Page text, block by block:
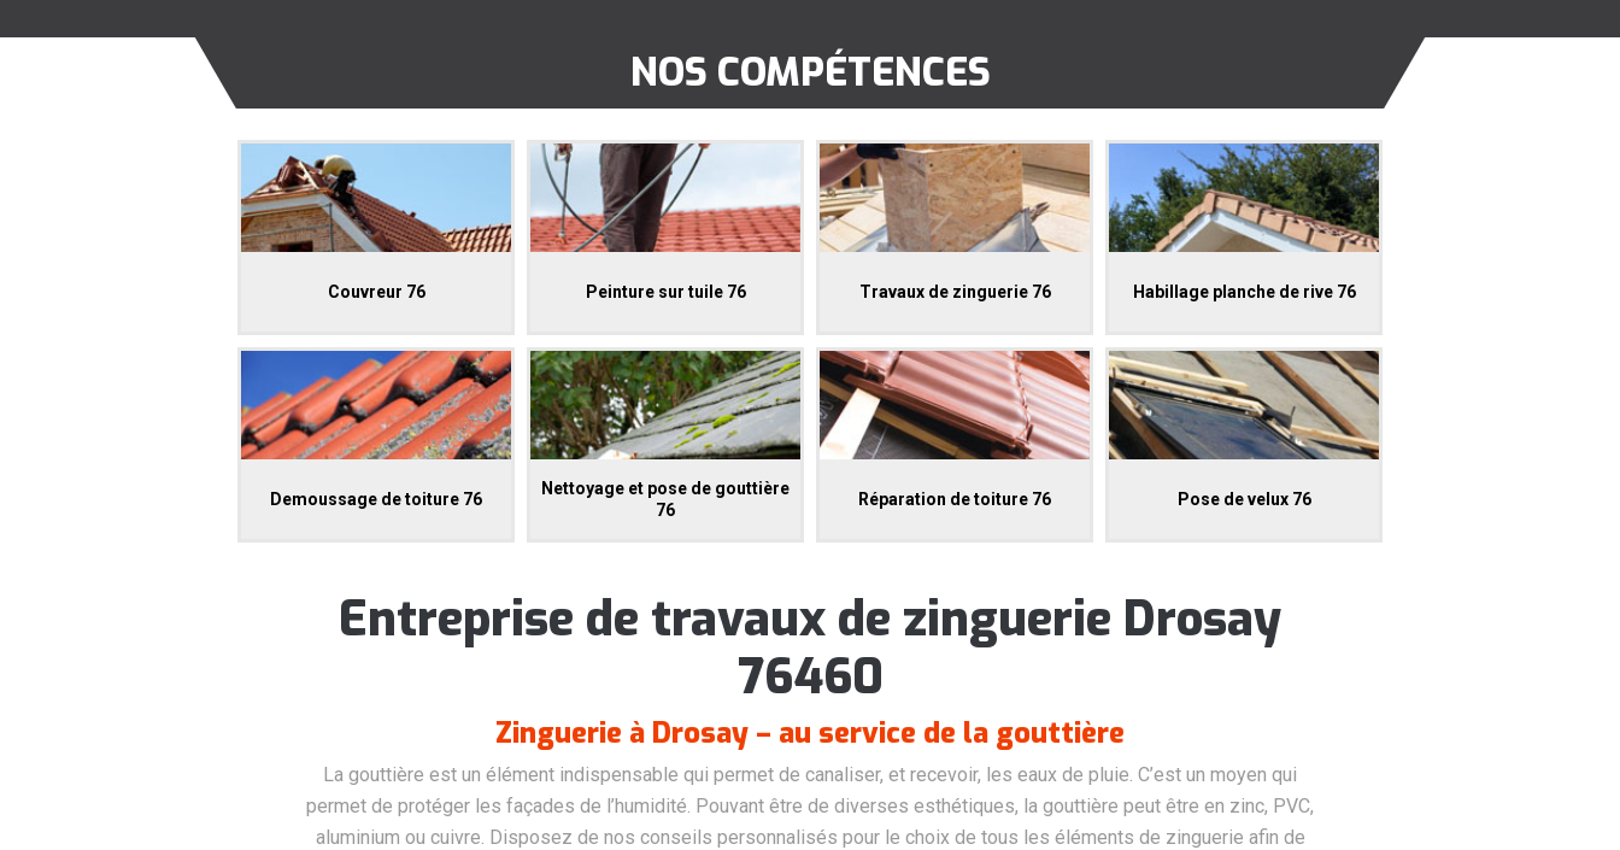
NOS COMPÉTENCES
Couvreur 76 Peinture sur tuile 76 Travaux de zinguerie 76 Habillage planche de rive 76
Demoussage de toiture 76
Nettoyage et pose de gouttière
76
Réparation de toiture 76 Pose de velux 76
Entreprise de travaux de zinguerie Drosay
76460
Zinguerie à Drosay – au service de la gouttière
La gouttière est un élément indispensable qui permet de canaliser, et recevoir, les eaux de pluie. C’est un moyen qui
permet de protéger les façades de l’humidité. Pouvant être de diverses esthétiques, la gouttière peut être en zinc, PVC,
aluminium ou cuivre. Disposez de nos conseils personnalisés pour le choix de tous les éléments de zinguerie afin de